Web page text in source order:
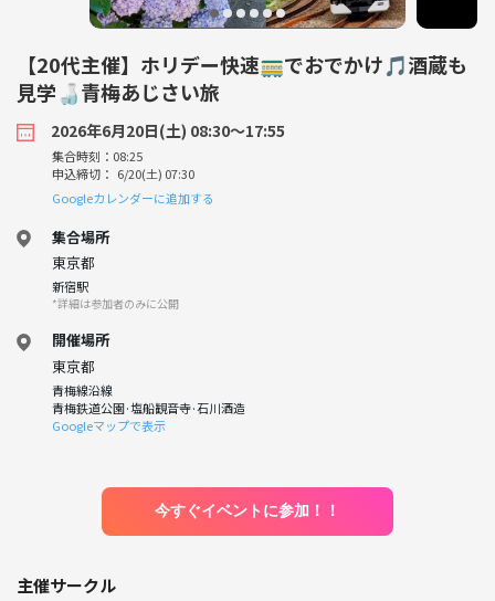
【20代主催】ホリデー快速🚃でおでかけ🎵酒蔵も
見学🍶青梅あじさい旅
2026年6月20日(土) 08:30〜17:55
集合時刻：08:25
申込締切： 6/20(土) 07:30
Googleカレンダーに追加する
集合場所
東京都
新宿駅
*詳細は参加者のみに公開
開催場所
東京都
青梅線沿線
青梅鉄道公園·塩船観音寺·石川酒造
Googleマップで表示
今すぐイベントに参加！！
主催サークル